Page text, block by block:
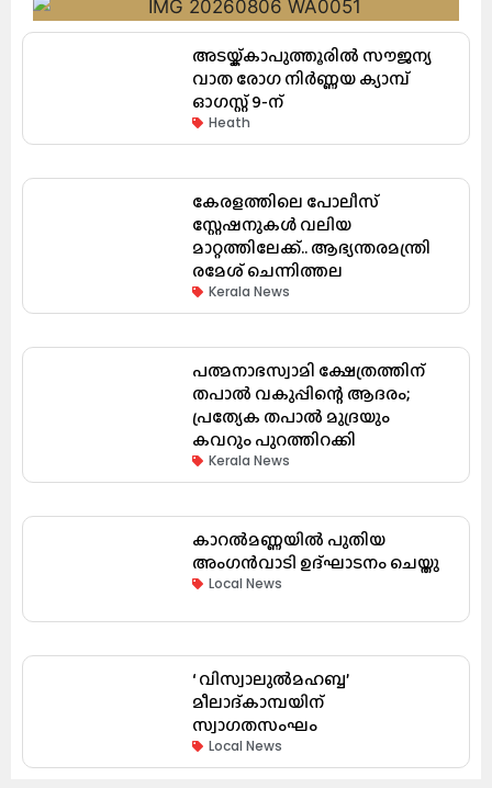
അടയ്ക്കാപുത്തൂരിൽ സൗജന്യ
വാത രോഗ നിർണ്ണയ ക്യാമ്പ്
ഓഗസ്റ്റ് 9-ന്
Heath
കേരളത്തിലെ പോലീസ്
സ്റ്റേഷനുകൾ വലിയ
മാറ്റത്തിലേക്ക്.. ആഭ്യന്തരമന്ത്രി
രമേശ് ചെന്നിത്തല
Kerala News
പത്മനാഭസ്വാമി ക്ഷേത്രത്തിന്
തപാൽ വകുപ്പിന്റെ ആദരം;
പ്രത്യേക തപാൽ മുദ്രയും
കവറും പുറത്തിറക്കി
Kerala News
കാറൽമണ്ണയിൽ പുതിയ
അംഗൻവാടി ഉദ്ഘാടനം ചെയ്തു
Local News
‘ വിസ്വാലുൽമഹബ്ബ’
മീലാദ്കാമ്പയിന്
സ്വാഗതസംഘം
Local News